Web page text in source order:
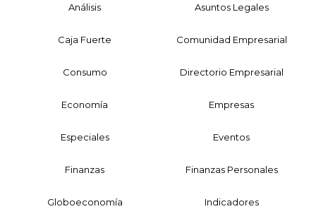
Análisis Asuntos Legales
Caja Fuerte Comunidad Empresarial
Consumo Directorio Empresarial
Economía Empresas
Especiales Eventos
Finanzas Finanzas Personales
Globoeconomía Indicadores